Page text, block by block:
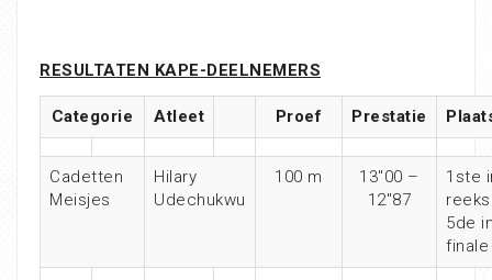
RESULTATEN KAPE-DEELNEMERS
Categorie Atleet Proef Prestatie
Cadetten
Meisjes
Hilary
Udechukwu
100 m
13″00 –
12″87
1ste
5de
finale